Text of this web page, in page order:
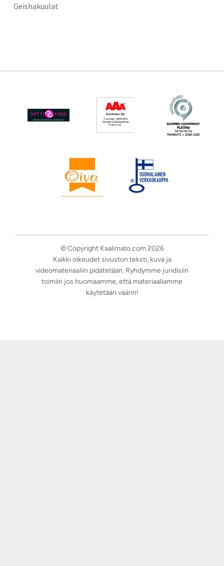
Geishakuulat
© Copyright Kaalimato.com 2026
Kaikki oikeudet sivuston teksti, kuva ja
videomateriaaliin pidätetään. Ryhdymme juridisiin
toimiin jos huomaamme, että materiaaliamme
käytetään väärin!